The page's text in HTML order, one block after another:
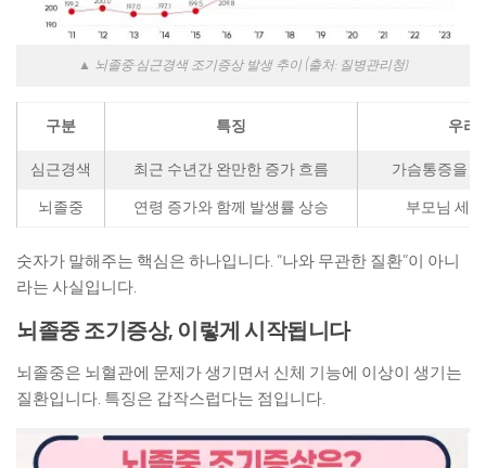
▲ 뇌졸중·심근경색 조기증상 발생 추이 (출처: 질병관리청)
구분 특징 우리
심근경색 최근 수년간 완만한 증가 흐름 가슴통증을
뇌졸중 연령 증가와 함께 발생률 상승 부모님 세
숫자가 말해주는 핵심은 하나입니다. “나와 무관한 질환”이 아니
라는 사실입니다.
뇌졸중 조기증상, 이렇게 시작됩니다
뇌졸중은 뇌혈관에 문제가 생기면서 신체 기능에 이상이 생기는
질환입니다. 특징은 갑작스럽다는 점입니다.